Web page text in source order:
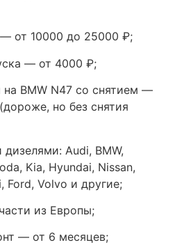
от 10000 до 25000 ₽;
— от 4000 ₽;
BMW N47 со снятием —
но без снятия
Audi, BMW,
Kia, Hyundai, Nissan,
Ford, Volvo и другие;
из Европы;
— от 6 месяцев;